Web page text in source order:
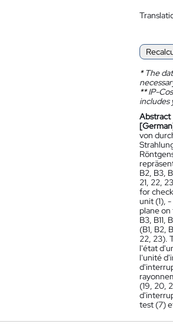
*The
**IP-
includes
Abstract
von
B2, B3,
21, 22,
for
unit (1),
plane on
B3, B11,
(B1, B2,
22, 23).
l'état
l'unité
(19, 20,
test (7)